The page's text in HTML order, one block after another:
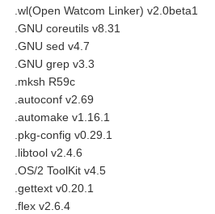
.wl(Open Watcom Linker) v2.0beta1
.GNU coreutils v8.31
.GNU sed v4.7
.GNU grep v3.3
.mksh R59c
.autoconf v2.69
.automake v1.16.1
.pkg-config v0.29.1
.libtool v2.4.6
.OS/2 ToolKit v4.5
.gettext v0.20.1
.flex v2.6.4